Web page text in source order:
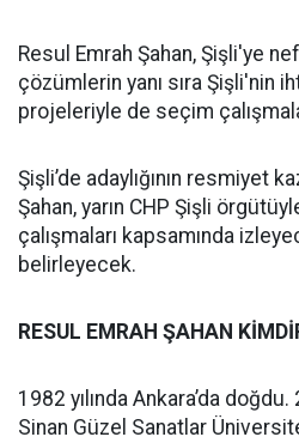
Resul Emrah Şahan, Şişli'ye
çözümlerin yanı sıra Şişli'nin
projeleriyle de seçim
Şişli’de adaylığının resmiyet
Şahan, yarın CHP Şişli
çalışmaları kapsamında
belirleyecek.
RESUL EMRAH ŞAHAN
1982 yılında Ankara’da
Sinan Güzel Sanatlar